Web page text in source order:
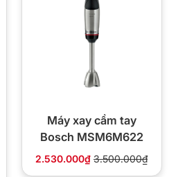
Máy xay cầm tay
Bosch MSM6M622
2.530.000₫ 3.500.000₫